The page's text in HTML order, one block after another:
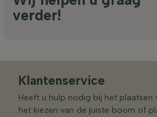
verder!
Klantenservice
Heeft u hulp nodig bij het plaatsen
het kiezen van de juiste boom of